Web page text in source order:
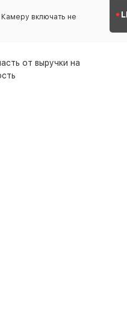
включать не
от выручки на